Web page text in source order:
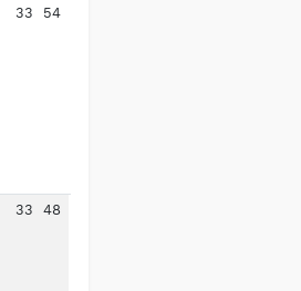
33 54
33 48